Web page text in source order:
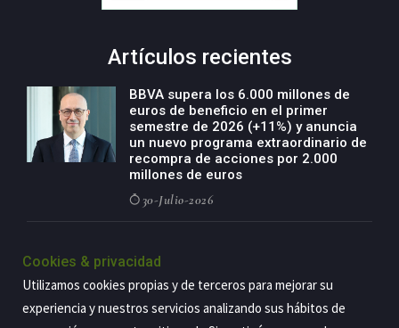
Artículos recientes
BBVA supera los 6.000 millones de
euros de beneficio en el primer
semestre de 2026 (+11%) y anuncia
un nuevo programa extraordinario de
recompra de acciones por 2.000
millones de euros
30-Julio-2026
negocio agro con un modelo global
países
29-Julio-2026
Cookies & privacidad
Utilizamos cookies propias y de terceros para mejorar su
experiencia y nuestros servicios analizando sus hábitos de